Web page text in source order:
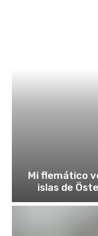
Mi flemático
islas de